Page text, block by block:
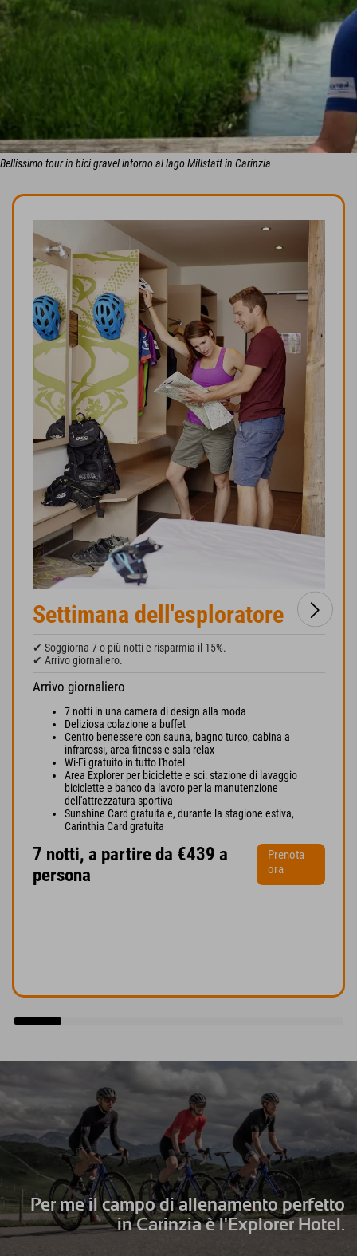
Bellissimo tour in bici gravel intorno al lago Millstatt in Carinzia
Settimana dell'esploratore
✔ Soggiorna 7 o più notti e risparmia il 15%.
✔ Arrivo giornaliero.
Arrivo giornaliero
7 notti in una camera di design alla moda
Deliziosa colazione a buffet
Centro benessere con sauna, bagno turco, cabina a
infrarossi, area fitness e sala relax
Wi-Fi gratuito in tutto l'hotel
Area Explorer per biciclette e sci: stazione di lavaggio
biciclette e banco da lavoro per la manutenzione
dell'attrezzatura sportiva
Sunshine Card gratuita e, durante la stagione estiva,
Carinthia Card gratuita
7 notti, a partire da €439 a
persona
Prenota
ora
Per me il campo di allenamento perfetto
in Carinzia è l'Explorer Hotel.